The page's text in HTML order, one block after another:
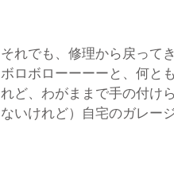
それでも、修理から戻って
ボロボローーーーと、何と
れど、わがままで手の付け
ないけれど）自宅のガレー